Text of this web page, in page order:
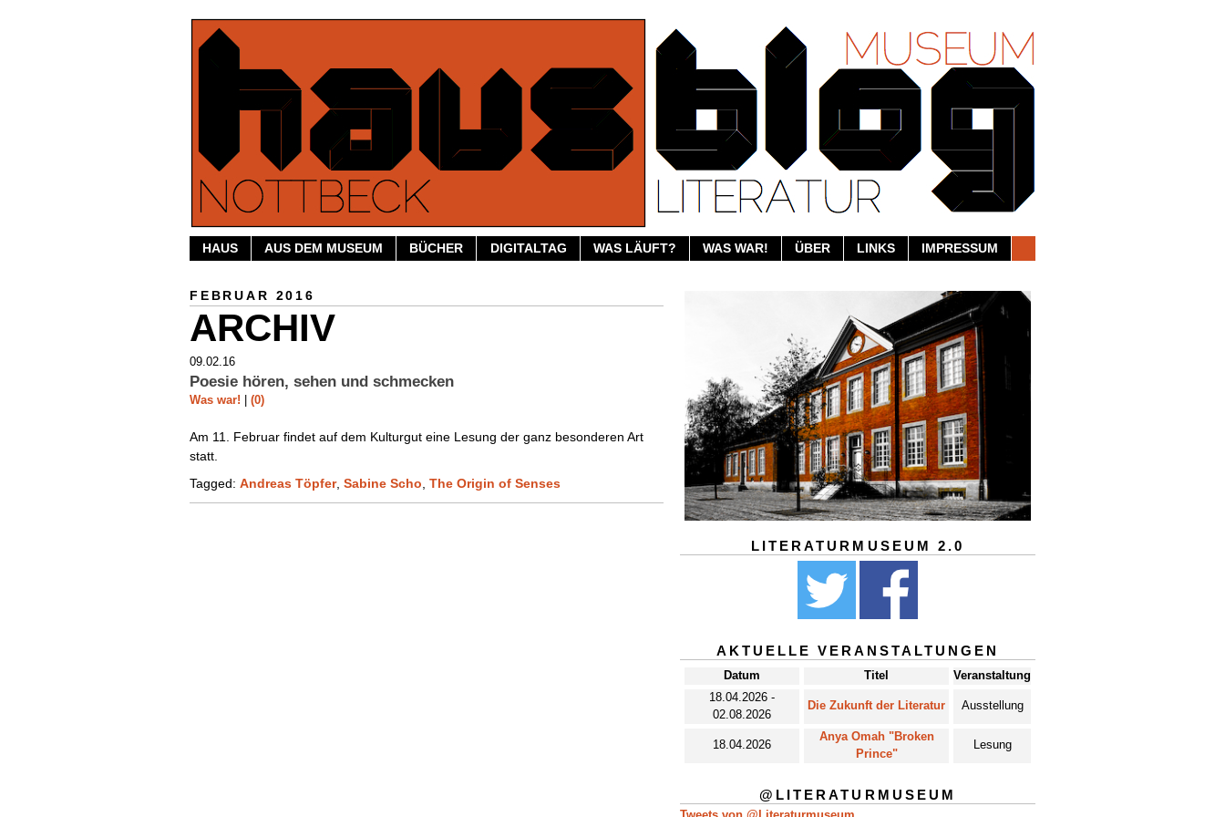
HAUS AUS DEM MUSEUM BÜCHER DIGITALTAG WAS LÄUFT? WAS WAR! ÜBER LINKS IMPRESSUM
FEBRUAR 2016
ARCHIV
09.02.16
Poesie hören, sehen und schmecken
Was war! (0)
Am 11. Februar findet auf dem Kulturgut eine Lesung der ganz besonderen Art
statt.
Tagged: Andreas Töpfer, Sabine Scho The Origin of Senses
LITERATURMUSEUM 2.0
AKTUELLE VERANSTALTUNGEN
Datum Titel
Veranstaltung
18.04.2026 -
02.08.2026
Die Zukunft der Literatur Ausstellung
18.04.2026
Anya Omah "Broken
Prince"
Lesung
@LITERATURMUSEUM